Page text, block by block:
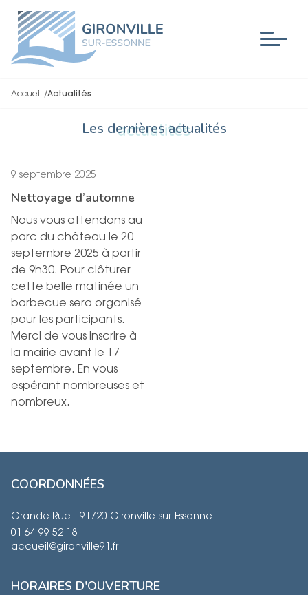
Accueil /Actualités
actualités
Les dernières actualités
9 septembre 2025
Nettoyage d’automne
Nous vous attendons au
parc du château le 20
septembre 2025 à partir
de 9h30. Pour clôturer
cette belle matinée un
barbecue sera organisé
pour les participants.
Merci de vous inscrire à
la mairie avant le 17
septembre. En vous
espérant nombreuses et
nombreux.
COORDONNÉES
Grande Rue - 91720 Gironville-sur-Essonne
01 64 99 52 18
accueil@gironville91.fr
HORAIRES D'OUVERTURE